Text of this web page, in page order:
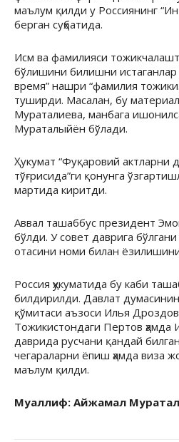
маълум қилди у Россиянинг
берган суҳбатида.
Исм ва фамилияси
бўлишини билишни
время” нашри “фамилия
туширди. Масалан, бу
Мураталиева, манбага
Мураталыйён бўлади.
Ҳукумат “Фуқаровий актларни
тўғрисида”ги қонунга
мартида киритди.
Аввал ташаббус президент
бўлди. У совет даврига
отасини номи билан
Россия ҳукуматида бу каби
билдирилди. Давлат
қўмитаси аъзоси Илья
Тожикистондаги Пертов ҳамда
даврида русчани қандай
чегараларни ёпиш ҳамда виза
маълум қилди.
Муаллиф: Айжамал